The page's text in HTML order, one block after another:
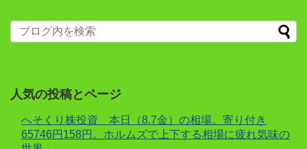
人気の投稿とページ
へそくり株投資 本日（8.7金）の相場。寄り付き
65746円158円。ホルムズで上下する相場に疲れ気味の